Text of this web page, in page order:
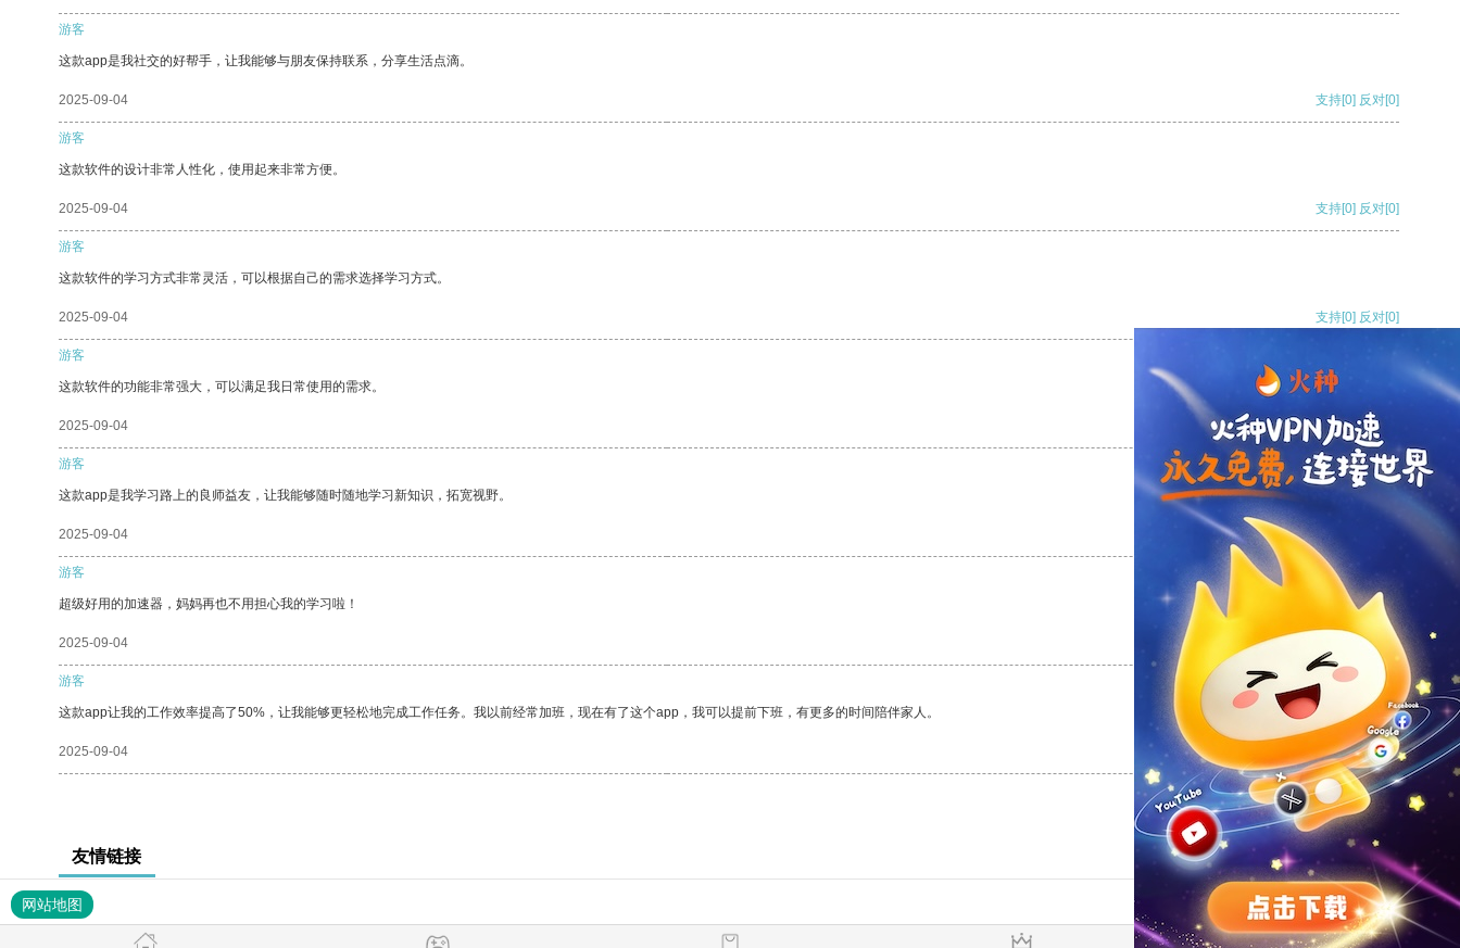
游客
这款app是我社交的好帮手，让我能够与朋友保持联系，分享生活点滴。
2025-09-04 支持[0] 反对[0]
游客
这款软件的设计非常人性化，使用起来非常方便。
2025-09-04 支持[0] 反对[0]
游客
这款软件的学习方式非常灵活，可以根据自己的需求选择学习方式。
2025-09-04 支持[0] 反对[0]
游客
这款软件的功能非常强大，可以满足我日常使用的需求。
2025-09-04 支持[0] 反对
游客
这款app是我学习路上的良师益友，让我能够随时随地学习新知识，拓宽视野。
2025-09-04 支持
游客
超级好用的加速器，妈妈再也不用担心我的学习啦！
2025-09-04 反对 [0]
游客
这款app让我的工作效率提高了50%，让我能够更轻松地完成工作任务。我以前经常加班，现在有了这个app，我可以提前下班，有更多的时间陪伴家人。
2025-09-04 支持[0] 反对[0]
友情链接
网站地图